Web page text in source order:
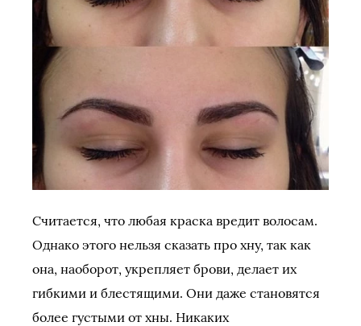
Считается, что любая краска вредит волосам.
Однако этого нельзя сказать про хну, так как
она, наоборот, укрепляет брови, делает их
гибкими и блестящими. Они даже становятся
более густыми от хны. Никаких